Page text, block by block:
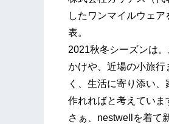
したワンマイルウェ
表。
2021秋冬シーズンは
かけや、近場の小旅
く、生活に寄り添い
作れればと考えていま
さぁ、nestwellを着て